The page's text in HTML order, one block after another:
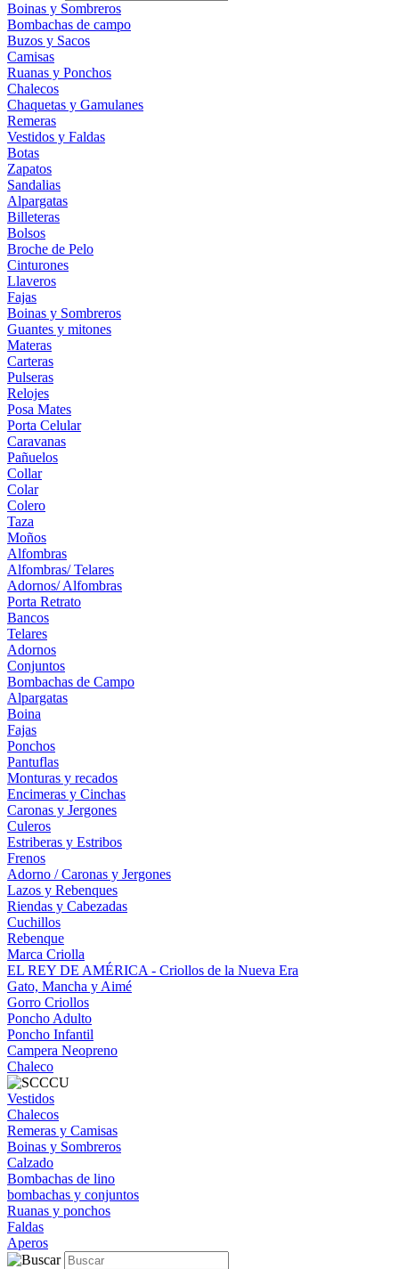
Boinas y Sombreros
Bombachas de campo
Buzos y Sacos
Camisas
Ruanas y Ponchos
Chalecos
Chaquetas y Gamulanes
Remeras
Vestidos y Faldas
Botas
Zapatos
Sandalias
Alpargatas
Billeteras
Bolsos
Broche de Pelo
Cinturones
Llaveros
Fajas
Boinas y Sombreros
Guantes y mitones
Materas
Carteras
Pulseras
Relojes
Posa Mates
Porta Celular
Caravanas
Pañuelos
Collar
Colar
Colero
Taza
Moños
Alfombras
Alfombras/ Telares
Adornos/ Alfombras
Porta Retrato
Bancos
Telares
Adornos
Conjuntos
Bombachas de Campo
Alpargatas
Boina
Fajas
Ponchos
Pantuflas
Monturas y recados
Encimeras y Cinchas
Caronas y Jergones
Culeros
Estriberas y Estribos
Frenos
Adorno / Caronas y Jergones
Lazos y Rebenques
Riendas y Cabezadas
Cuchillos
Rebenque
Marca Criolla
EL REY DE AMÉRICA - Criollos de la Nueva Era
Gato, Mancha y Aimé
Gorro Criollos
Poncho Adulto
Poncho Infantil
Campera Neopreno
Chaleco
Vestidos
Chalecos
Remeras y Camisas
Boinas y Sombreros
Calzado
Bombachas de lino
bombachas y conjuntos
Ruanas y ponchos
Faldas
Aperos